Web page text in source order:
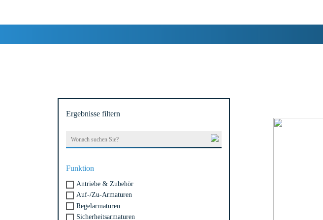
Ergebnisse filtern
Suchen
nach:
Funktion
Antriebe & Zubehör
Auf-/Zu-Armaturen
Regelarmaturen
Sicherheitsarmaturen